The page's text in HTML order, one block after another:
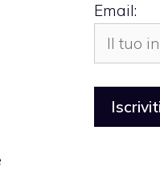
Email: